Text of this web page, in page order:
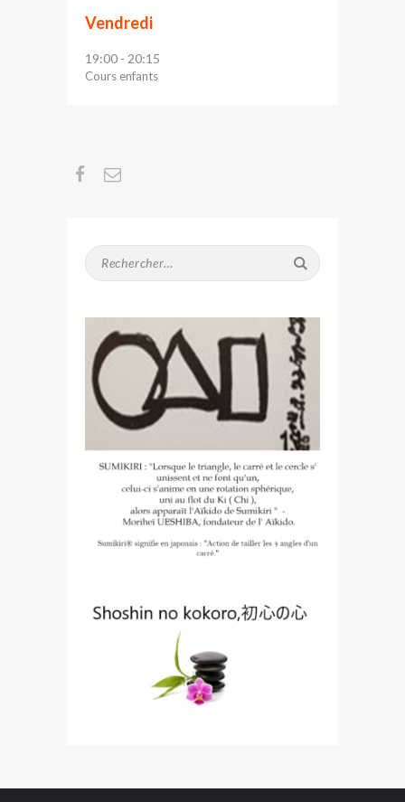
Vendredi
19:00- 20:15
Cours enfants
Rechercher :